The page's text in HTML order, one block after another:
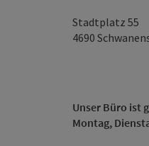
Stadtplatz 55
4690
Unser Büro ist
Montag,